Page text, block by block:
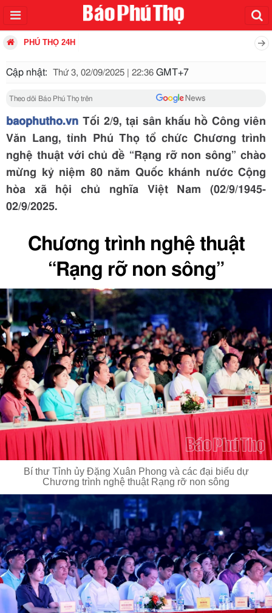
PHÚ THỌ 24H
Cập nhật: Thứ 3, 02/09/2025 | 22:36 GMT+7
Theo dõi Báo Phú Thọ trên
baophutho.vn Tối 2/9, tại sân khấu hồ Công viên
Văn Lang, tỉnh Phú Thọ tổ chức Chương trình
nghệ thuật với chủ đề “Rạng rỡ non sông” chào
mừng kỷ niệm 80 năm Quốc khánh nước Cộng
hòa xã hội chủ nghĩa Việt Nam (02/9/1945-
02/9/2025.
Chương trình nghệ thuật
“Rạng rỡ non sông”
Bí thư Tỉnh ủy Đặng Xuân Phong và các đại biểu dự
Chương trình nghệ thuật Rạng rỡ non sông